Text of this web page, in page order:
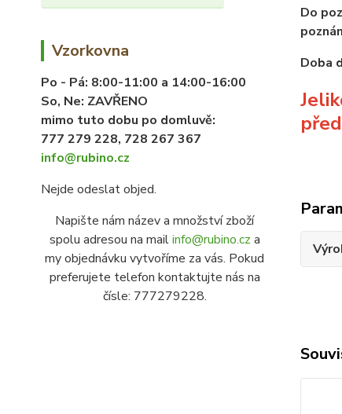
Vzorkovna
Po - Pá: 8:00-11:00 a 14:00-16:00
So, Ne: ZAVŘENO
mimo tuto dobu po domluvě:
777 279 228, 728 267 367
info@rubino.cz
Nejde odeslat objed.
Napište nám název a množství zboží
spolu adresou na mailinfo@rubino.cz a
my objednávku vytvoříme za vás. Pokud
preferujete telefon kontaktujte nás na
čísle: 777279228.
Do
Doba